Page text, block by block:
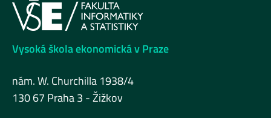
Vysoká škola ekonomická v Praze
nám. W. Churchilla 1938/4
130 67 Praha 3 - Žižkov